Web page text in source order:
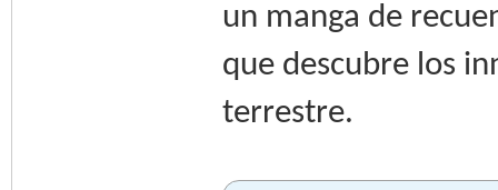
un manga de
que descubre los
terrestre.